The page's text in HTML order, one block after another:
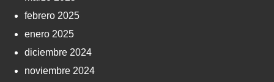
febrero 2025
enero 2025
diciembre 2024
noviembre 2024